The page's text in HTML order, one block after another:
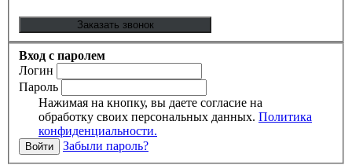
Вход с паролем
Логин
Пароль
Нажимая на кнопку, вы даете согласие на
обработку своих персональных данных. Политика
конфиденциальности.
Забыли пароль?